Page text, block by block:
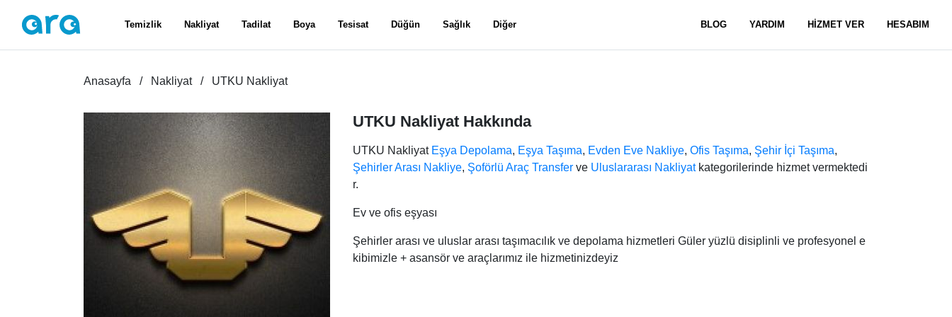
Temizlik Nakliyat Tadilat Boya Tesisat Düğün Sağlık Diğer BLOG YARDIM HİZMET VER HESABIM
Anasayfa Nakliyat UTKU Nakliyat
UTKU Nakliyat Hakkında
UTKU Nakliyat Eşya Depolama, Eşya Taşıma, Evden Eve Nakliye, Ofis Taşıma, Şehir İçi Taşıma,
Şehirler Arası Nakliye, Şoförlü Araç Transfer ve Uluslararası Nakliyatkategorilerinde hizmet vermektedi
r.
Ev ve ofis eşyası
Şehirler arası ve uluslar arası taşımacılık ve depolama hizmetleri Güler yüzlü disiplinli ve profesyonel e
kibimizle + asansör ve araçlarımız ile hizmetinizdeyiz